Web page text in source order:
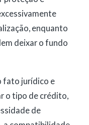
enquanto
deixar o fundo
fato jurídico e
o tipo de crédito,
de